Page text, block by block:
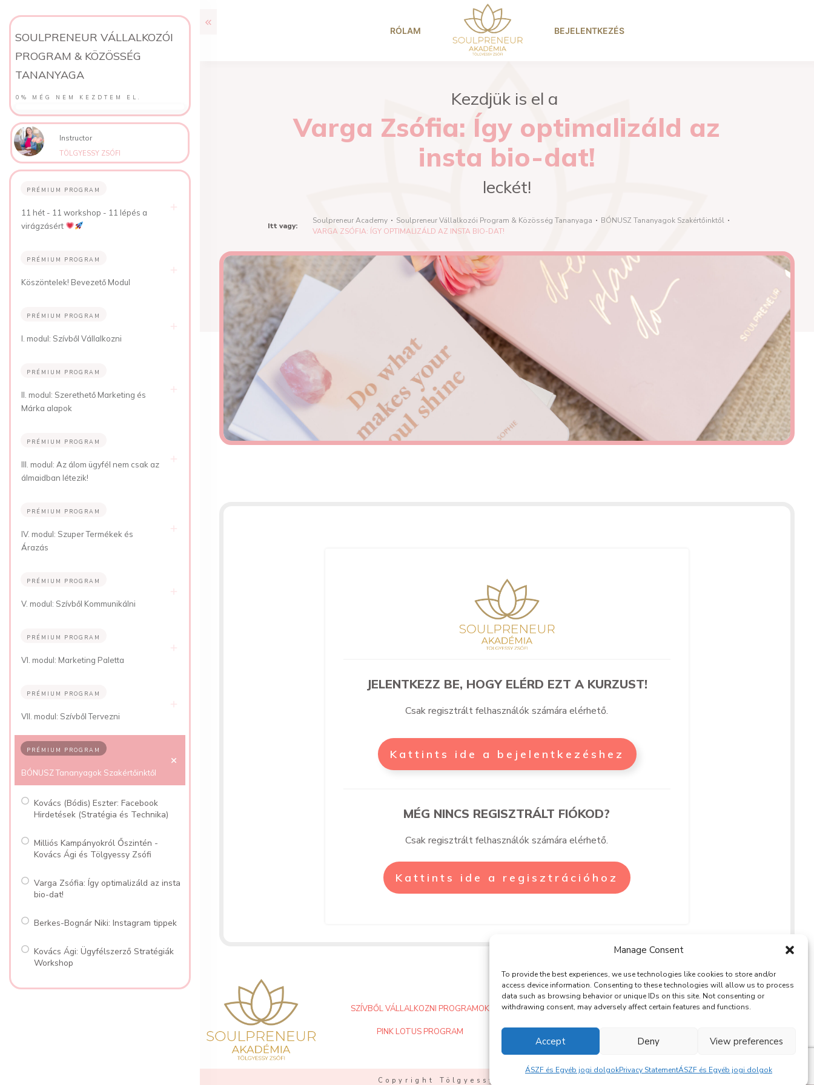
Manage Consent
To provide the best experiences, we use technologies like cookies to store and/or
access device information. Consenting to these technologies will allow us to process
data such as browsing behavior or unique IDs on this site. Not consenting or
withdrawing consent, may adversely affect certain features and functions.
Accept Deny View preferences
ÁSZF és Egyéb jogi dolgokPrivacy StatementÁSZF és Egyéb jogi dolgok
RÓLAM BEJELENTKEZÉS
Kezdjük is el a
Varga Zsófia: Így optimalizáld az
insta bio-dat!
leckét!
Itt vagy:
Soulpreneur Academy Soulpreneur Vállalkozói Program & Közösség Tananyaga
BÓNUSZ Tananyagok Szakértőinktől
VARGA ZSÓFIA: ÍGY OPTIMALIZÁLD AZ INSTA BIO-DAT!
JELENTKEZZ BE, HOGY ELÉRD EZT A KURZUST!
Csak regisztrált felhasználók számára elérhető.
Kattints ide a bejelentkezéshez
MÉG NINCS REGISZTRÁLT FIÓKOD?
Csak regisztrált felhasználók számára elérhető.
Kattints ide a regisztrációhoz
SZÍVBŐL VÁLLALKOZNI PROGRAMOK
PINK LOTUS PROGRAM
BLOG
PODCAST
RÓLAM
Copyright Tölgyessy Zsófi / 2021 -
SOULPRENEUR VÁLLALKOZÓI
PROGRAM & KÖZÖSSÉG
TANANYAGA
0% MÉG NEM KEZDTEM EL.
Instructor
TÖLGYESSY ZSÓFI
PRÉMIUM PROGRAM
11 hét - 11 workshop - 11 lépés a
virágzásért
PRÉMIUM PROGRAM
Köszöntelek! Bevezető Modul
PRÉMIUM PROGRAM
I. modul: Szívből Vállalkozni
PRÉMIUM PROGRAM
II. modul: Szerethető Marketing és
Márka alapok
PRÉMIUM PROGRAM
III. modul: Az álom ügyfél nem csak az
álmaidban létezik!
PRÉMIUM PROGRAM
IV. modul: Szuper Termékek és
Árazás
PRÉMIUM PROGRAM
V. modul: Szívből Kommunikálni
PRÉMIUM PROGRAM
VI. modul: Marketing Paletta
PRÉMIUM PROGRAM
VII. modul: Szívből Tervezni
PRÉMIUM PROGRAM
BÓNUSZ Tananyagok Szakértőinktől
Kovács (Bódis) Eszter: Facebook
Hirdetések (Stratégia és Technika)
Milliós Kampányokról Őszintén -
Kovács Ági és Tölgyessy Zsófi
Varga Zsófia: Így optimalizáld az insta
bio-dat!
Berkes-Bognár Niki: Instagram tippek
Kovács Ági: Ügyfélszerző Stratégiák
Workshop